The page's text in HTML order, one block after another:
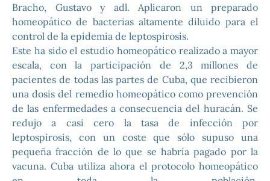
Bracho, Gustavo y adl. Aplicaron un preparado
homeopático de bacterias altamente diluido para el
control de la epidemia de leptospirosis.
Este ha sido el estudio homeopático realizado a mayor
escala, con la participación de 2,3 millones de
pacientes de todas las partes de Cuba, que recibieron
una dosis del remedio homeopático como prevención
de las enfermedades a consecuencia del huracán. Se
redujo a casi cero la tasa de infección por
leptospirosis, con un coste que sólo supuso una
pequeña fracción de lo que se habría pagado por la
vacuna. Cuba utiliza ahora el protocolo homeopático